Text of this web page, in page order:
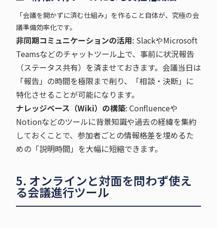
「会議を開かずに済む仕組み」を作ること自体が、究極の会
議準備効率化です。
非同期コミュニケーションの活用: SlackやMicrosoft
Teamsなどのチャットツール上で、事前に状況報告
（ステータス共有）を済ませておきます。会議当日は
「報告」の時間を極限まで削り、「相談・決断」に
特化させることが可能になります。
ナレッジベース（Wiki）の構築: Confluenceや
Notionなどのツールに背景知識や過去の経緯を集約
しておくことで、参加者ごとの情報格差を埋めるた
めの「説明時間」を大幅に短縮できます。
5. オンラインと対面を問わず使え
る会議進行ツール